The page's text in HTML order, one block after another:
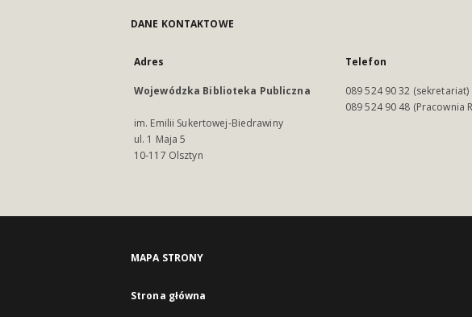
DANE KONTAKTOWE
Adres
Wojewódzka Biblioteka Publiczna
im. Emilii Sukertowej-Biedrawiny
ul. 1 Maja 5
10-117 Olsztyn
Telefon
089 524 90 32 (sekretariat)
089 524 90 48 (Pracownia
MAPA STRONY
Strona główna